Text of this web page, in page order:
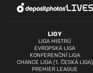
LIGY
LIGA MISTRŮ
EVROPSKÁ LIGA
KONFERENČNÍ LIGA
CHANCE LIGA (1. ČESKÁ LIGA)
PREMIER LEAGUE